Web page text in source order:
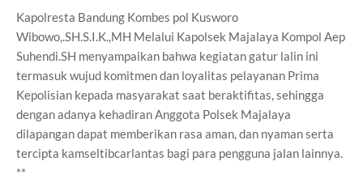
Kapolresta Bandung Kombes pol Kusworo
Wibowo,.SH.S.I.K.,MH Melalui Kapolsek Majalaya Kompol Aep
Suhendi.SH menyampaikan bahwa kegiatan gatur lalin ini
termasuk wujud komitmen dan loyalitas pelayanan Prima
Kepolisian kepada masyarakat saat beraktifitas, sehingga
dengan adanya kehadiran Anggota Polsek Majalaya
dilapangan dapat memberikan rasa aman, dan nyaman serta
tercipta kamseltibcarlantas bagi para pengguna jalan lainnya.
**